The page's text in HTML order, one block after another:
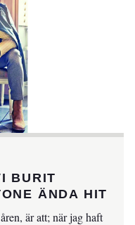
BURIT
ÄNDA HIT
är att; när jag haft